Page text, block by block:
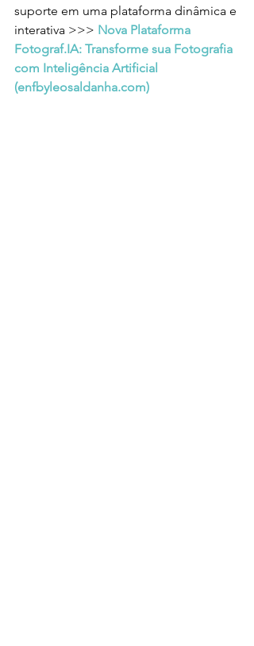
suporte em uma plataforma dinâmica e
interativa >>> Nova Plataforma
Fotograf.IA: Transforme sua Fotografia
com Inteligência Artificial
(enfbyleosaldanha.com)